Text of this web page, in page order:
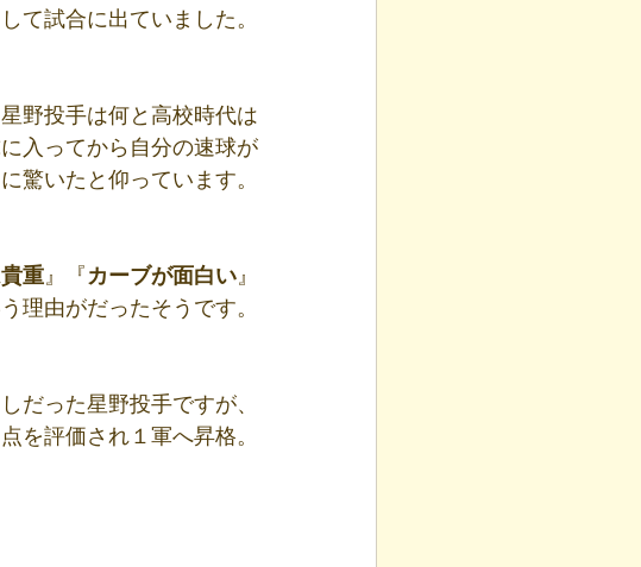
て試合に出ていました。
野投手は何と高校時代は
入ってから自分の速球が
驚いたと仰っています。
重』『 カーブが面白い』
理由がだったそうです。
だった星野投手ですが、
を評価され１軍へ昇格。